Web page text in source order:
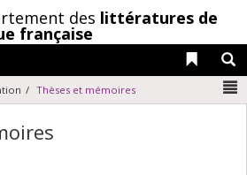
des littératures de
française
Liens
Thèses et mémoires